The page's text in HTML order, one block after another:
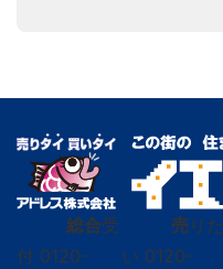
総合受
付 0120-
売りた
い 0120-